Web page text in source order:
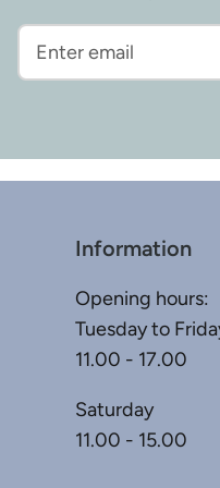
Information
Opening hours:
Tuesday to
11.00 - 17.00
Saturday
11.00 - 15.00